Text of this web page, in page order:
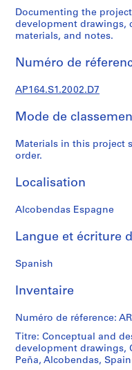
u
r
l
r
j
c
t
s
1
5
-
0
9
AP164.S1
P
Documenting the
development drawings,
materials, and notes.
Numéro de
AP164.S1.2002.D7
Mode de
Materials in this project
order.
Localisation
Alcobendas Espagne
Langue et écriture
Spanish
Inventaire
Numéro de réference:
Titre: Conceptual and
development drawings,
Peña, Alcobendas, Spain